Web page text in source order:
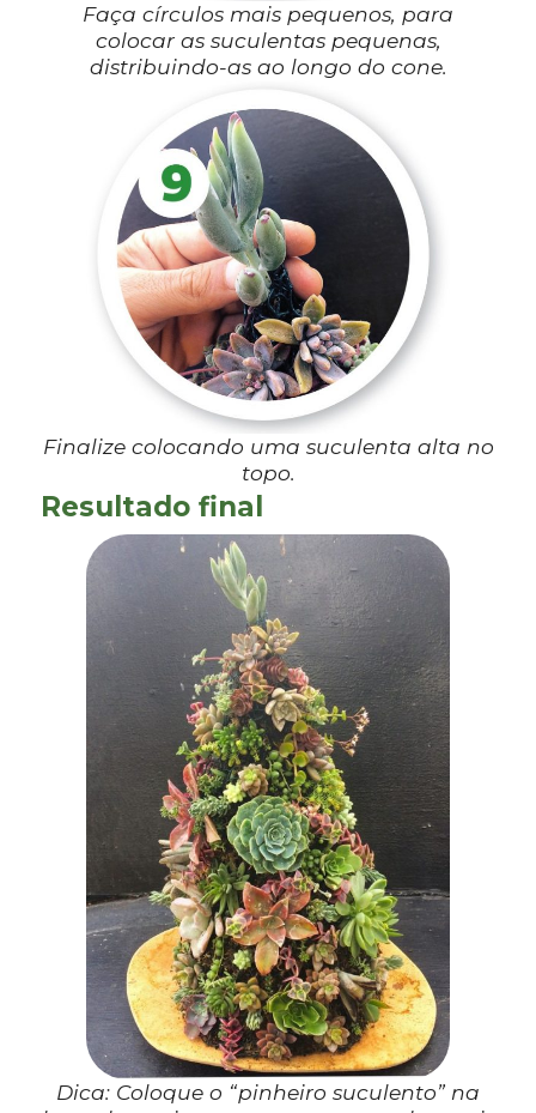
Faça círculos mais pequenos, para
colocar as suculentas pequenas,
distribuindo-as ao longo do cone.
Finalize colocando uma suculenta alta no
topo.
Resultado final
Dica: Coloque o “pinheiro suculento” na